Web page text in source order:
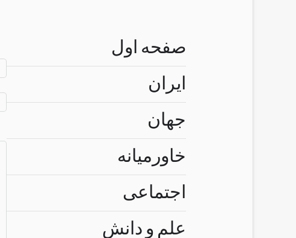
صفحه اول
ایران
جهان
خاورمیانه
اجتماعی
علم و دانش